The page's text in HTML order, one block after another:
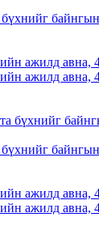
ажилд авна,
ажилд авна,
ажилд авна,
ажилд авна,